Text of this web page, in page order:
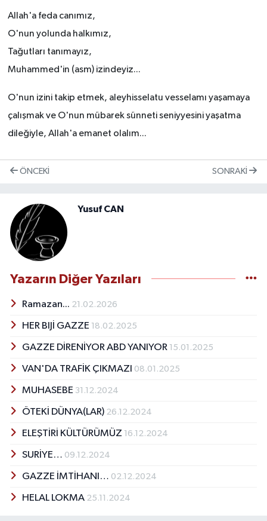
Allah'a feda canımız,
O'nun yolunda halkımız,
Tağutları tanımayız,
Muhammed'in (asm) izindeyiz...
O'nun izini takip etmek, aleyhisselatu vesselamı yaşamaya
çalışmak ve O'nun mübarek sünneti seniyyesini yaşatma
dileğiyle, Allah'a emanet olalım...
ÖNCEKI SONRAKI
Yusuf CAN
Yazarın Diğer Yazıları
Ramazan... 21.02.2026
HER BIJİ GAZZE 18.02.2025
GAZZE DİRENİYOR ABD YANIYOR 15.01.2025
VAN'DA TRAFİK ÇIKMAZI 08.01.2025
MUHASEBE 31.12.2024
ÖTEKİ DÜNYA(LAR) 26.12.2024
ELEŞTİRİ KÜLTÜRÜMÜZ 16.12.2024
SURİYE… 09.12.2024
GAZZE İMTİHANI… 02.12.2024
HELAL LOKMA 25.11.2024